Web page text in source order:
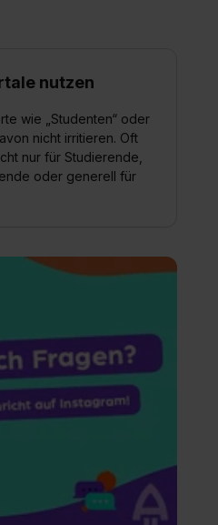
nutzen
wie „Studenten“ oder
nicht irritieren. Oft
nur für Studierende,
oder generell für